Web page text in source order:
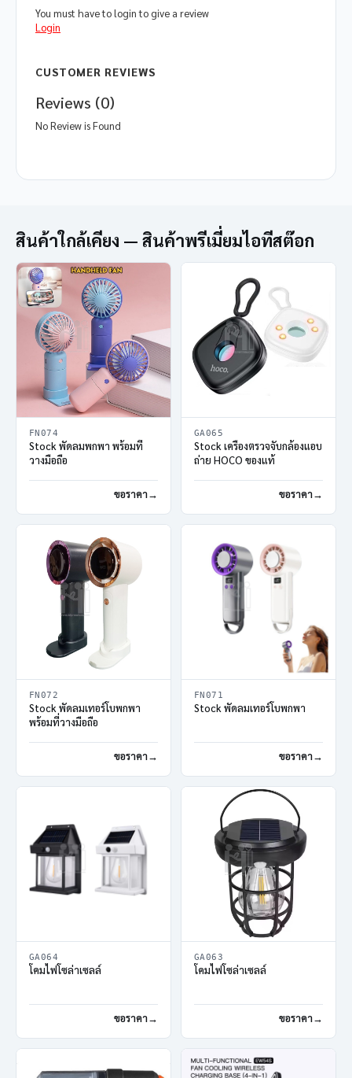
You must have to login to give a review
Login
CUSTOMER REVIEWS
Reviews (0)
No Review is Found
สินค้าใกล้เคียง — สินค้าพรีเมี่ยมไอทีสต๊อก
FN074
Stock พัดลมพกพา พร้อมที่
วางมือถือ
ขอราคา
GA065
Stock เครื่องตรวจจับกล้องแอบ
ถ่าย HOCO ของแท้
ขอราคา
FN072
Stock พัดลมเทอร์โบพกพา
พร้อมที่วางมือถือ
ขอราคา
FN071
Stock พัดลมเทอร์โบพกพา
ขอราคา
GA064
โคมไฟโซล่าเซลล์
ขอราคา
GA063
โคมไฟโซล่าเซลล์
ขอราคา